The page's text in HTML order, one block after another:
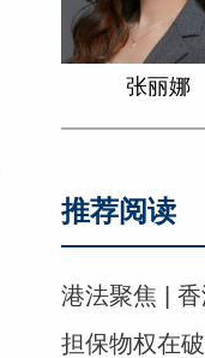
张丽娜
推荐阅读
港法聚焦 |
担保物权在